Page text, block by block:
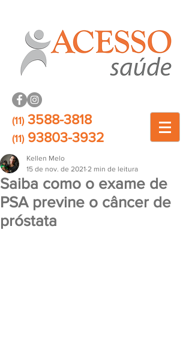
(11)3588-3818
(11)93803-3932
Saiba como o exame de
PSA previne o câncer de
próstata
Kellen Melo
15 de nov. de 2021 2 min de leitura